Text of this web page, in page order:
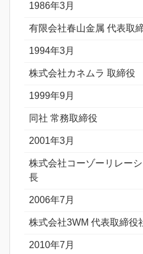
1986年3月
有限会社春山金属 代表取
1994年3月
株式会社カネムラ 取締役
1999年9月
同社 常務取締役
2001年3月
株式会社コーゾーリレー
長
2006年7月
株式会社3WM 代表取締役
2010年7月